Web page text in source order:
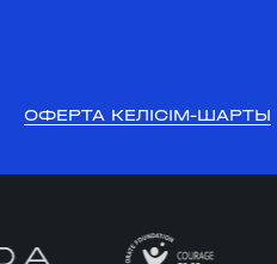
ОФЕРТА КЕЛІСІМ-ШАРТЫ